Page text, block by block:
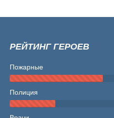
РЕЙТИНГ ГЕРОЕВ
Пожарные
Полиция